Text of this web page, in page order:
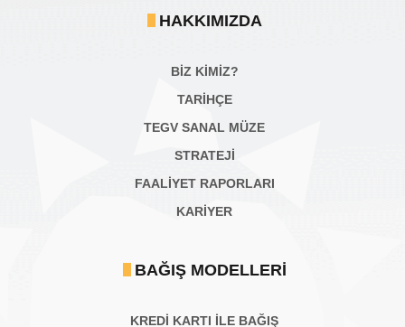
HAKKIMIZDA
BİZ KİMİZ?
TARİHÇE
TEGV SANAL MÜZE
STRATEJİ
FAALİYET RAPORLARI
KARIYER
BAĞIŞ MODELLERI
KREDİ KARTI İLE BAĞIŞ